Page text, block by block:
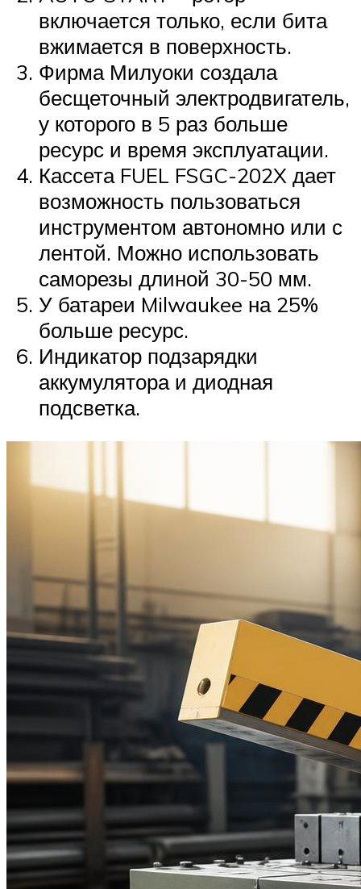
включается только, если бита
вжимается в поверхность.
Фирма Милуоки создала
бесщеточный электродвигатель,
у которого в 5 раз больше
ресурс и время эксплуатации.
Кассета FUEL FSGC-202X дает
возможность пользоваться
инструментом автономно или с
лентой. Можно использовать
саморезы длиной 30-50 мм.
У батареи Milwaukee на 25%
больше ресурс.
Индикатор подзарядки
аккумулятора и диодная
подсветка.